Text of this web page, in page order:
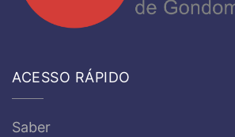
ACESSO RÁPIDO
Saber